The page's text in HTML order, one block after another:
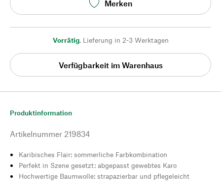
Merken
Vorrätig, Lieferung in 2-3 Werktagen
Verfügbarkeit im Warenhaus
Produktinformation
Artikelnummer 219834
Karibisches Flair: sommerliche Farbkombination
Perfekt in Szene gesetzt: abgepasst gewebtes Karo
Hochwertige Baumwolle: strapazierbar und pflegeleicht